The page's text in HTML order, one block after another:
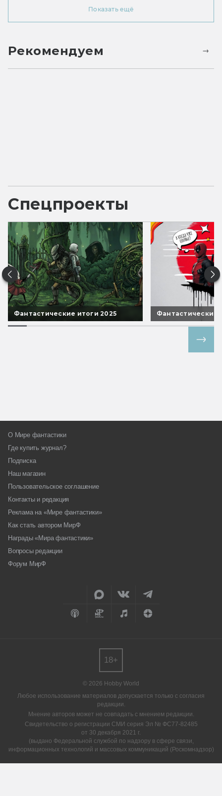
Показать ещё
Рекомендуем
Спецпроекты
Фантастические итоги 2025 Фантастические
О Мире фантастики
Где купить журнал?
Подписка
Наш магазин
Пользовательское соглашение
Контакты и редакция
Реклама на «Мире фантастики»
Как стать автором МирФ
Награды «Мира фантастики»
Вопросы редакции
Форум МирФ
© 2026 Hobby World
Любое использование материалов допускается только с согласия
редакции.
Мнение авторов может не совпадать с мнением редакции.
Свидетельство о регистрации СМИ серия Эл № ФС77-82485
от 30 декабря 2021 г.
(выдано Федеральной службой по надзору в сфере связи,
информационных технологий и массовых коммуникаций (Роскомнадзор)
18+